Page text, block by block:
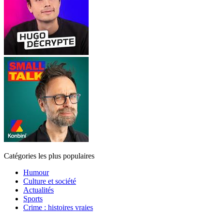
Catégories les plus populaires
Humour
Culture et société
Actualités
Sports
Crime : histoires vraies